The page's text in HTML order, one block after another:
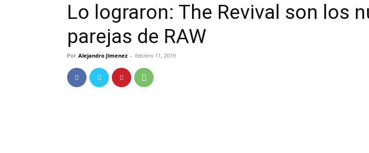
Lo lograron: The Revival son los
parejas de RAW
Por Alejandro Jimenez - febrero 11, 2019